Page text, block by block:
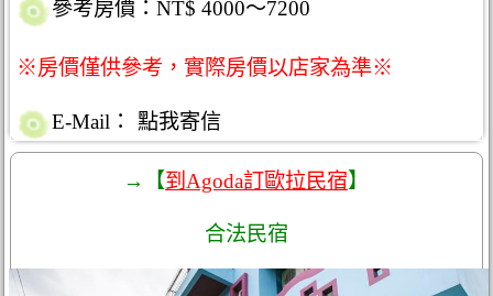
參考房價：NT$ 4000～7200
※房價僅供參考，實際房價以店家為準※
E-Mail： 點我寄信
→【到Agoda訂歐拉民宿】
合法民宿